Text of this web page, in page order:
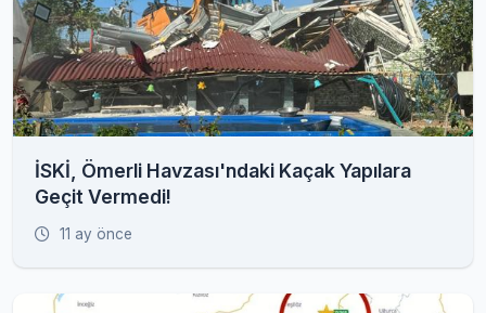
İSKİ, Ömerli Havzası'ndaki Kaçak Yapılara
Geçit Vermedi!
11 ay önce